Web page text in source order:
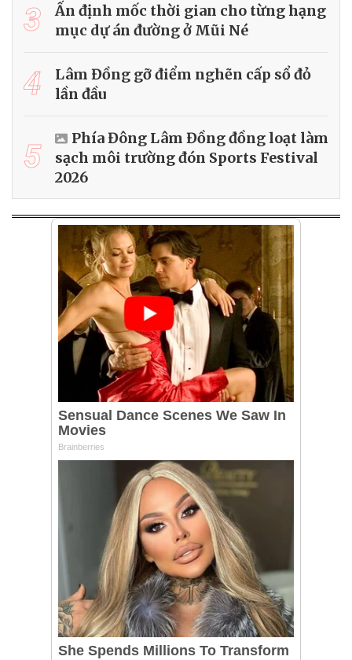
3
Ấn định mốc thời gian cho từng hạng
mục dự án đường ở Mũi Né
4
Lâm Đồng gỡ điểm nghẽn cấp sổ đỏ
lần đầu
5
Phía Đông Lâm Đồng đồng loạt làm
sạch môi trường đón Sports Festival
2026